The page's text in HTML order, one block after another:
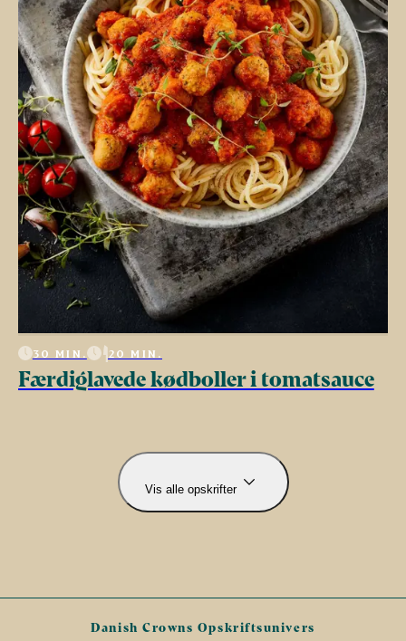
30 MIN. 20 MIN.
Færdiglavede kødboller i tomatsauce
Vis alle opskrifter
Danish Crowns Opskriftsunivers